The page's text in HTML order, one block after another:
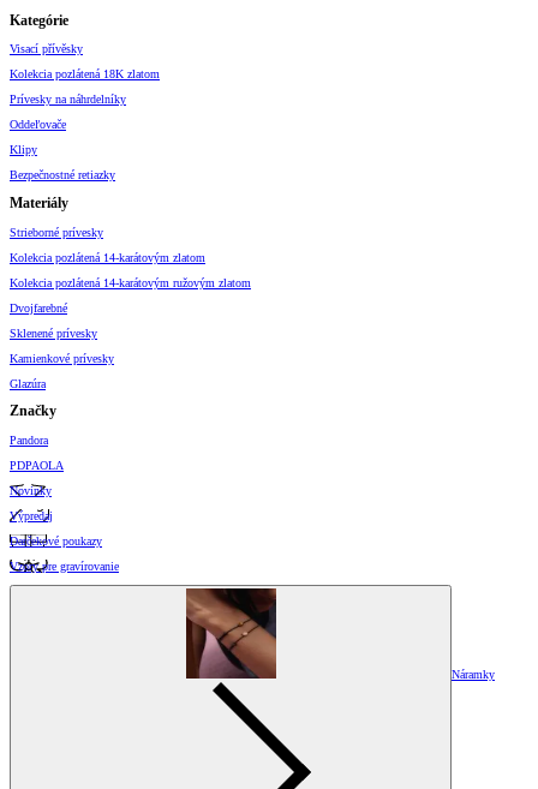
Kategórie
Visací přívěsky
Kolekcia pozlátená 18K zlatom
Prívesky na náhrdelníky
Oddeľovače
Klipy
Bezpečnostné retiazky
Materiály
Strieborné prívesky
Kolekcia pozlátená 14-karátovým zlatom
Kolekcia pozlátená 14-karátovým ružovým zlatom
Dvojfarebné
Sklenené prívesky
Kamienkové prívesky
Glazúra
Značky
Pandora
PDPAOLA
Novinky
Výpredaj
Darčekové poukazy
Vzory pre gravírovanie
Náramky